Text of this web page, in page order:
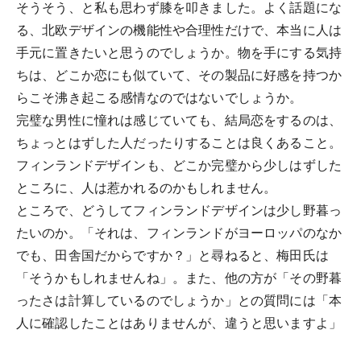
そうそう、と私も思わず膝を叩きました。よく話題にな
る、北欧デザインの機能性や合理性だけで、本当に人は
手元に置きたいと思うのでしょうか。物を手にする気持
ちは、どこか恋にも似ていて、その製品に好感を持つか
らこそ沸き起こる感情なのではないでしょうか。
完璧な男性に憧れは感じていても、結局恋をするのは、
ちょっとはずした人だったりすることは良くあること。
フィンランドデザインも、どこか完璧から少しはずした
ところに、人は惹かれるのかもしれません。
ところで、どうしてフィンランドデザインは少し野暮っ
たいのか。「それは、フィンランドがヨーロッパのなか
でも、田舎国だからですか？」と尋ねると、梅田氏は
「そうかもしれませんね」。また、他の方が「その野暮
ったさは計算しているのでしょうか」との質問には「本
人に確認したことはありませんが、違うと思いますよ」